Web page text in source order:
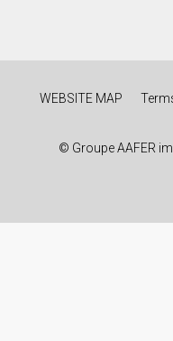
WEBSITE MAP
© Groupe AAFER